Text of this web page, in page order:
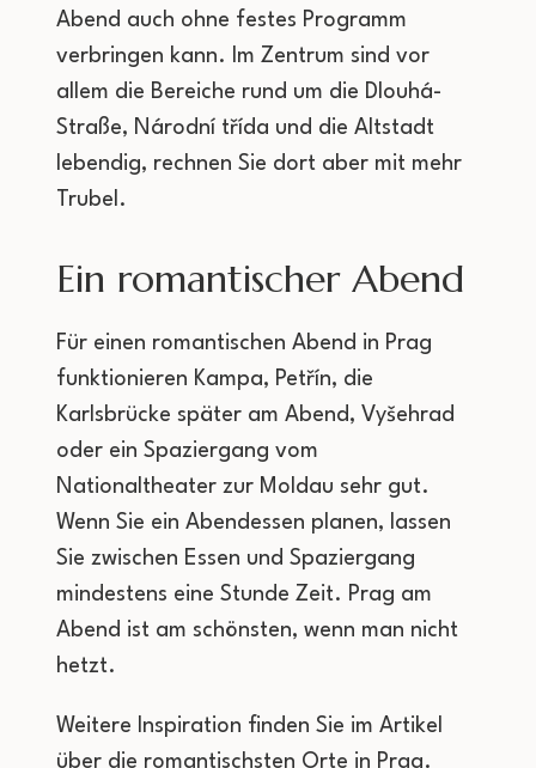
Abend auch ohne festes Programm
verbringen kann. Im Zentrum sind vor
allem die Bereiche rund um die Dlouhá-
Straße, Národní třída und die Altstadt
lebendig, rechnen Sie dort aber mit mehr
Trubel.
Ein romantischer Abend
Für einen romantischen Abend in Prag
funktionieren Kampa, Petřín, die
Karlsbrücke später am Abend, Vyšehrad
oder ein Spaziergang vom
Nationaltheater zur Moldau sehr gut.
Wenn Sie ein Abendessen planen, lassen
Sie zwischen Essen und Spaziergang
mindestens eine Stunde Zeit. Prag am
Abend ist am schönsten, wenn man nicht
hetzt.
Weitere Inspiration finden Sie im Artikel
über die romantischsten Orte in Prag.